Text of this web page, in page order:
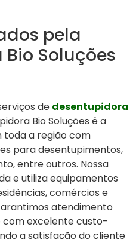
pela
Soluções
de desentupidora
Bio Soluções é a
toda a região com
para desentupimentos,
entre outros. Nossa
e utiliza equipamentos
comércios e
atendimento
com excelente custo-
a satisfação do cliente